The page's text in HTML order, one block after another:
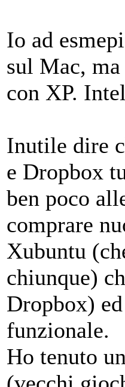
Io ad
sul Mac,
con XP.
Inutile dire
e Dropbox
ben poco
comprare
Xubuntu
chiunque)
Dropbox)
funzionale.
Ho tenuto